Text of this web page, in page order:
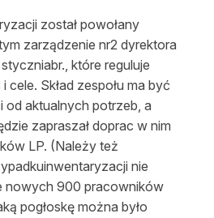
został powołany
zarządzenie nr2 dyrektora
które reguluje
cele. Skład zespołu ma być
aktualnych potrzeb, a
zapraszał doprac w nim
LP. (Należy też
nie
nowych 900 pracowników
pogłoskę można było